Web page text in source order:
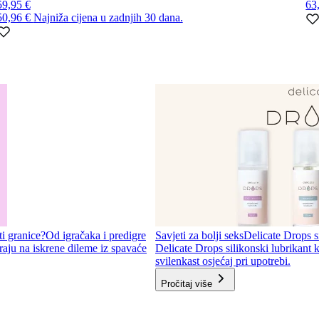
€
€ Najniža cijena u zadnjih 30 dana.
granice?Od igračaka i predigre
na iskrene dileme iz spavaće
Savjeti za bolji seksDelicate Drops
Delicate Drops silikonski lubrikant
svilenkast osjećaj pri upotrebi.
Pročitaj više